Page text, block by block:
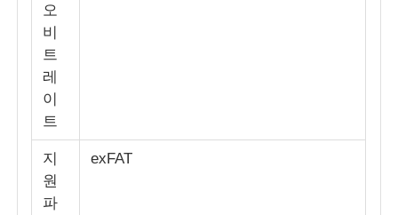
오
비
트
레
이
트
지
원
파
exFAT